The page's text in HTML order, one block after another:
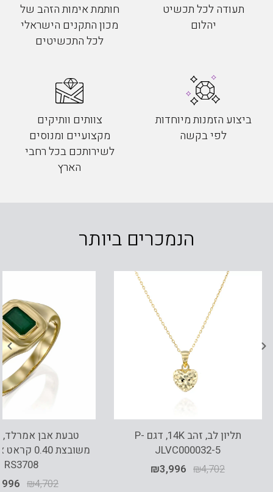
תעודה לכל תכשיט
יהלום
חותמת אימות הזהב של
מכון התקנים הישראלי
לכל התכשיטים
ביצוע הזמנות מיוחדות
לפי בקשה
צוותים וותיקים
מקצועיים ומנוסים
לשירותכם בכל רחבי
הארץ
הנמכרים ביותר
תליון לב, זהב 14K, דגם P-
JLVC000032-5
₪4,702
₪3,996
משובצת
RS3708
₪4,702